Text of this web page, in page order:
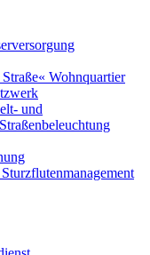
Wohnquartier
und